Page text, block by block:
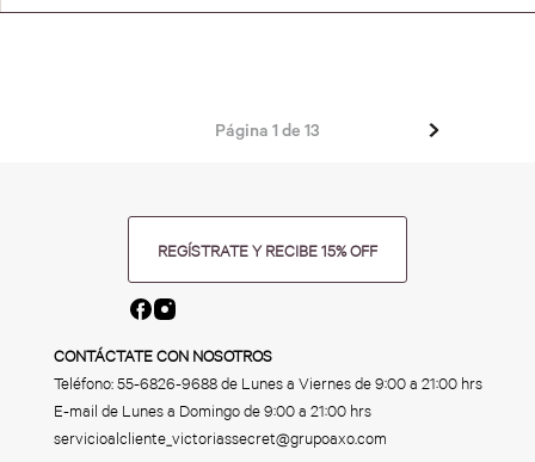
Página 1 de 13
REGÍSTRATE Y RECIBE 15% OFF
CONTÁCTATE CON NOSOTROS
Teléfono:55-6826-9688de Lunes a Viernes de 9:00 a 21:00 hrs
E-mail de Lunes a Domingo de 9:00 a 21:00 hrs
servicioalcliente_victoriassecret@grupoaxo.com